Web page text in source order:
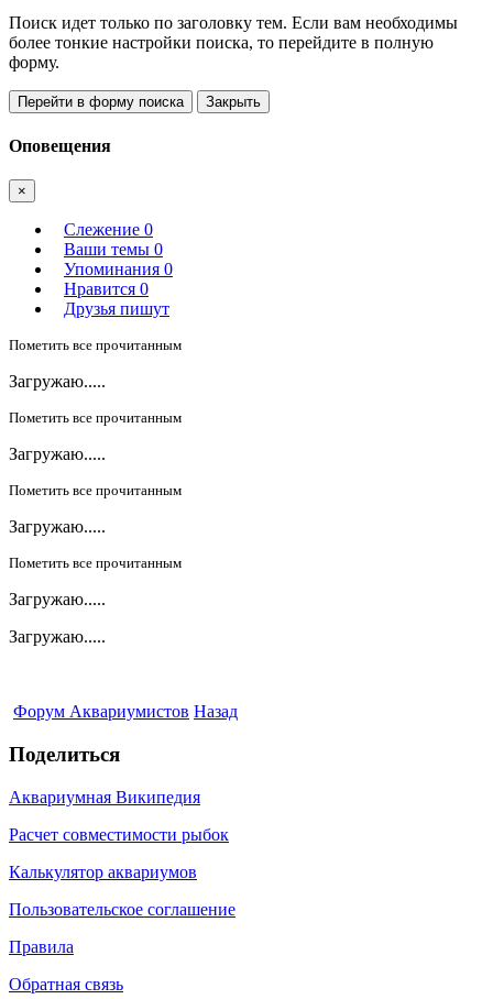
Поиск идет только по заголовку тем. Если вам необходимы
более тонкие настройки поиска, то перейдите в полную
форму.
Перейти в форму поиска Закрыть
Оповещения
×
Слежение 0
Ваши темы 0
Упоминания 0
Нравится 0
Друзья пишут
Пометить все прочитанным
Загружаю.....
Пометить все прочитанным
Загружаю.....
Пометить все прочитанным
Загружаю.....
Пометить все прочитанным
Загружаю.....
Загружаю.....
Форум Аквариумистов Назад
Поделиться
Аквариумная Википедия
Расчет совместимости рыбок
Калькулятор аквариумов
Пользовательское соглашение
Правила
Обратная связь